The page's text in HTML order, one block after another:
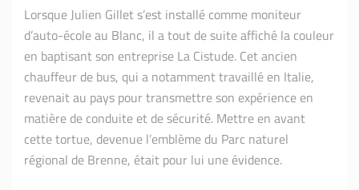
Lorsque Julien Gillet s’est installé comme moniteur
d’auto-école au Blanc, il a tout de suite affiché la couleur
en baptisant son entreprise La Cistude. Cet ancien
chauffeur de bus, qui a notamment travaillé en Italie,
revenait au pays pour transmettre son expérience en
matière de conduite et de sécurité. Mettre en avant
cette tortue, devenue l’emblème du Parc naturel
régional de Brenne, était pour lui une évidence.